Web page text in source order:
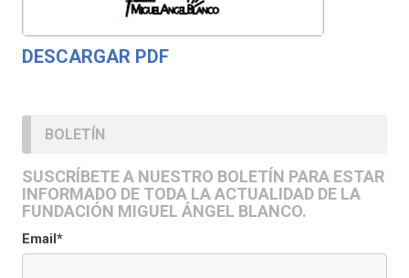
DESCARGAR PDF
BOLETÍN
SUSCRÍBETE A NUESTRO BOLETÍN PARA ESTAR
INFORMADO DE TODA LA ACTUALIDAD DE LA
FUNDACIÓN MIGUEL ÁNGEL BLANCO.
Email*